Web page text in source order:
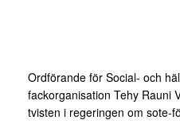
Ordförande för Social- och
fackorganisation Tehy Rauni
tvisten i regeringen om sote-